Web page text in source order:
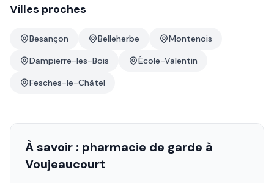
Villes proches
Besançon Belleherbe
Montenois
Dampierre-les-Bois
École-Valentin
Fesches-le-Châtel
À savoir : pharmacie de garde à
Voujeaucourt